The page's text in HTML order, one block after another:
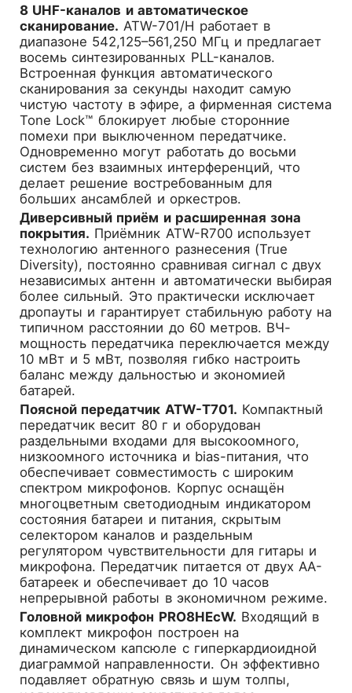
8 UHF-каналов и автоматическое
сканирование. ATW-701/H работает в
диапазоне 542,125–561,250 МГц и предлагает
восемь синтезированных PLL-каналов.
Встроенная функция автоматического
сканирования за секунды находит самую
чистую частоту в эфире, а фирменная система
Tone Lock™ блокирует любые сторонние
помехи при выключенном передатчике.
Одновременно могут работать до восьми
систем без взаимных интерференций, что
делает решение востребованным для
больших ансамблей и оркестров.
Диверсивный приём и расширенная зона
покрытия. Приёмник ATW-R700 использует
технологию антенного разнесения (True
Diversity), постоянно сравнивая сигнал с двух
независимых антенн и автоматически выбирая
более сильный. Это практически исключает
дропауты и гарантирует стабильную работу на
типичном расстоянии до 60 метров. ВЧ-
мощность передатчика переключается между
10 мВт и 5 мВт, позволяя гибко настроить
баланс между дальностью и экономией
батарей.
Поясной передатчик ATW-T701. Компактный
передатчик весит 80 г и оборудован
раздельными входами для высокоомного,
низкоомного источника и bias-питания, что
обеспечивает совместимость с широким
спектром микрофонов. Корпус оснащён
многоцветным светодиодным индикатором
состояния батареи и питания, скрытым
селектором каналов и раздельным
регулятором чувствительности для гитары и
микрофона. Передатчик питается от двух AA-
батареек и обеспечивает до 10 часов
непрерывной работы в экономичном режиме.
Головной микрофон PRO8HEcW. Входящий в
комплект микрофон построен на
динамическом капсюле с гиперкардиоидной
диаграммой направленности. Он эффективно
подавляет обратную связь и шум толпы,